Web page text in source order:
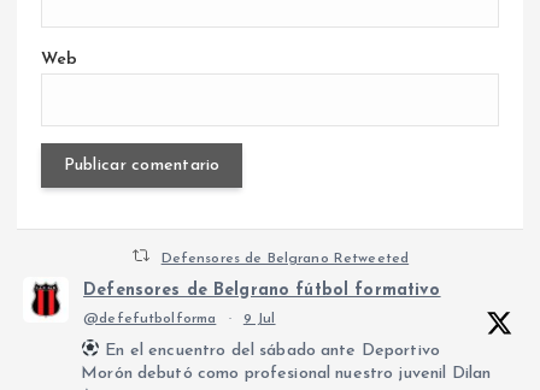
Web
Defensores de Belgrano Retweeted
Defensores de Belgrano fútbol formativo
@defefutbolforma · 9 Jul
En el encuentro del sábado ante Deportivo
Morón debutó como profesional nuestro juvenil Dilan